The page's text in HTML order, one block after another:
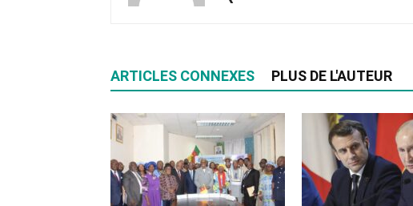
ARTICLES CONNEXES PLUS DE L'AUTEUR